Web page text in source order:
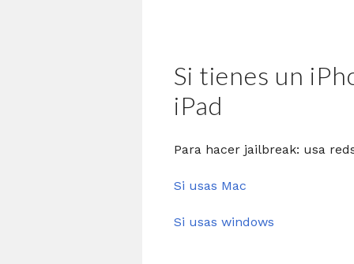
Si tienes un
iPad
Para hacer jailbreak: usa
Si usas Mac
Si usas windows